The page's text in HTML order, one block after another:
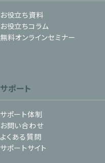
お役立ち資料
お役立ちコラム
無料オンラインセミナー
サポート
サポート体制
お問い合わせ
よくある質問
サポートサイト